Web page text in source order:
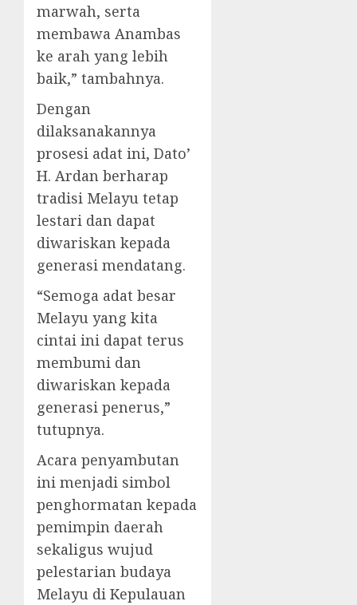
marwah, serta
membawa Anambas
ke arah yang lebih
baik,” tambahnya.
Dengan
dilaksanakannya
prosesi adat ini, Dato’
H. Ardan berharap
tradisi Melayu tetap
lestari dan dapat
diwariskan kepada
generasi mendatang.
“Semoga adat besar
Melayu yang kita
cintai ini dapat terus
membumi dan
diwariskan kepada
generasi penerus,”
tutupnya.
Acara penyambutan
ini menjadi simbol
penghormatan kepada
pemimpin daerah
sekaligus wujud
pelestarian budaya
Melayu di Kepulauan